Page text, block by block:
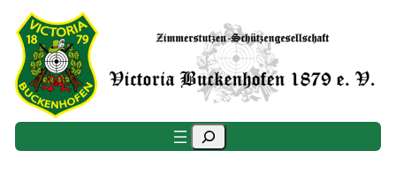
Zum
Inhalt
springen
Suchen